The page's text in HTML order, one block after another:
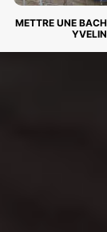
METTRE UNE